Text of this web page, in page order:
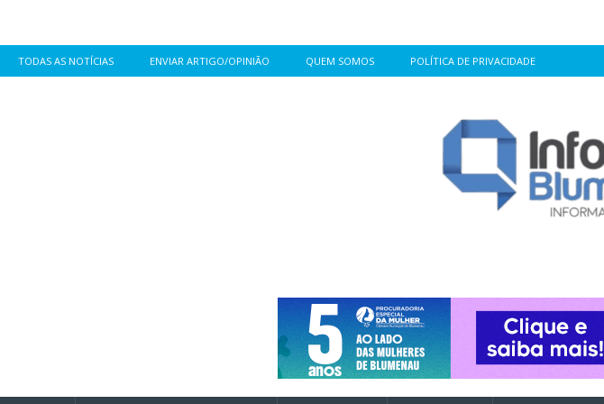
TODAS AS NOTÍCIAS ENVIAR ARTIGO/OPINIÃO QUEM SOMOS POLÍTICA DE PRIVACIDADE